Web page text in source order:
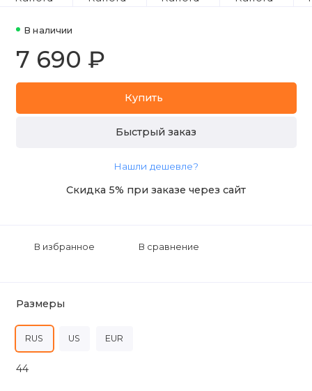
В наличии
7 690 ₽
Купить
Быстрый заказ
Нашли дешевле?
Скидка 5% при заказе через сайт
В избранное В сравнение
Размеры
RUS US EUR
44